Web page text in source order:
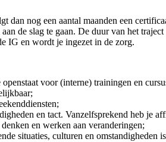
dan nog een aantal maanden een
de slag te gaan. De duur van het
IG en wordt je ingezet in de zorg.
voor (interne) trainingen en
en tact. Vanzelfsprekend heb je
en werken aan veranderingen;
situaties, culturen en omstandigheden